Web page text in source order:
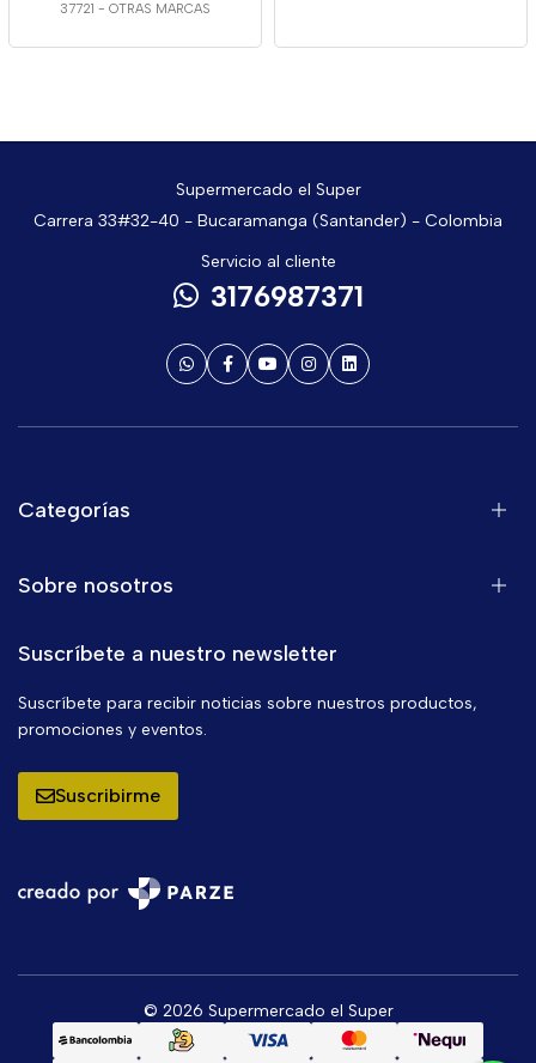
37721 - OTRAS MARCAS
Supermercado el Super
Carrera 33#32-40 - Bucaramanga (Santander) - Colombia
Servicio al cliente
3176987371
Categorías
Sobre nosotros
Suscríbete a nuestro newsletter
Suscríbete para recibir noticias sobre nuestros productos,
promociones y eventos.
Suscribirme
© 2026 Supermercado el Super